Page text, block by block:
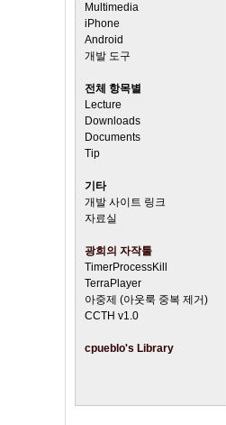
Multimedia
iPhone
Android
개발 도구
전체 항목별
Lecture
Downloads
Documents
Tip
기타
개발 사이트 링크
자료실
광희의 자작툴
TimerProcessKill
TerraPlayer
아중제 (아웃룩 중복 제거)
CCTH v1.0
cpueblo's Library